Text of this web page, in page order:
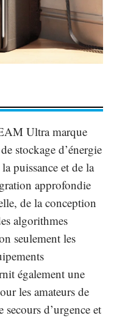
Ultra marque
stockage d’énergie
puissance et de la
approfondie
de la conception
algorithmes
seulement les
également une
les amateurs de
d’urgence et